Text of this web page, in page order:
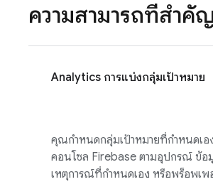
ความสามารถที่สำคั
Analytics การแบ่งกลุ่มเป้าหมาย
คุณกำหนดกลุ่มเป้าหมายที่กำหนดเอ
คอนโซล Firebase ตามอุปกรณ์ ข้อ
เหตุการณ์ที่กำหนดเอง หรือพร็อพเพ